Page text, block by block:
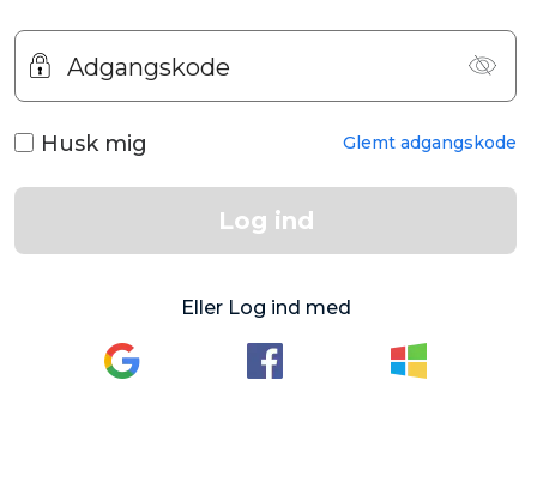
Adgangskode
Husk mig Glemt adgangskode
Log ind
Eller Log ind med